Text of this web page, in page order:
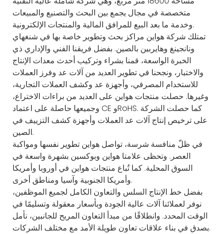
متخصصة في مجال يجمع بين البحث والتصنيع والمبيعات
وخدمة ما بعد البيع للمرافق المالية والمنتجات الإلكترونية.
تمتلك شركة هواين مراكز بحث وتطوير خاصة بها في شنغهاي
ونانجينغ وهايربين بالصين. بفضل فريقنا الفني والإداري ذي
الخبرة الواسعة، قمنا بشراء وتركيب أحدث معدات الإنتاج
والاختبار، ونجحنا في تطوير العديد من آلات عد وفرز العملات
للاستخدام المصرفي، وأجهزة عد وكشف العملات التجارية،
وغيرها. حصلت منتجات هواين على العديد من براءات الاختراع،
وجميعها حاصلة على اعتماد CE وRoHS. كما حصلت الشركة
على ترخيص إنتاج آلات عد العملات وأجهزة كشف التزييف في
الصين.
في ظلّ منافسة شرسة، تواصل هواين تطوير نفسها ومواكبة
العصر. وتحظى علامتا هواين وبوكسين بشهرة واسعة في
السوق المحلية. كما تُباع منتجات هواين في أوروبا وأمريكا
وأمريكا الجنوبية وآسيا ومناطق أخرى.
بفضل خط الإنتاج السلس والتعاون الكامل لجميع الموظفين،
نوفر لعملائنا آلات عالية الجودة وبأسعار معقولة وتسليمًا في
الوقت المحدد. وانطلاقًا من مبدأ التعاون المربح للجانبين، نأمل
بصدق في بناء علاقات تعاون طويلة الأمد مع مختلف الشركات.